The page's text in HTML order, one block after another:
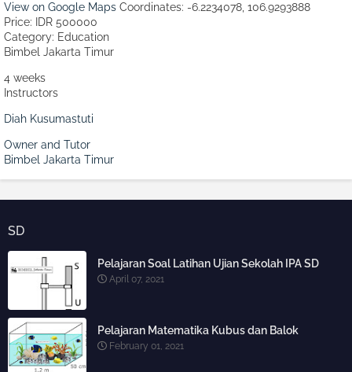
View on Google Maps Coordinates: -6.2234078, 106.9293888
Price: IDR 500000
Category: Education
Bimbel Jakarta Timur
4 weeks
Instructors
Diah Kusumastuti
Owner and Tutor
Bimbel Jakarta Timur
SD
Pelajaran Soal Latihan Ujian Sekolah IPA SD
April 07, 2021
Pelajaran Matematika Kubus dan Balok
February 01, 2021